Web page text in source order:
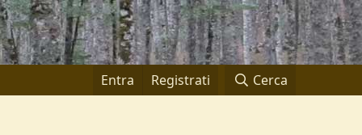
Entra Registrati Cerca